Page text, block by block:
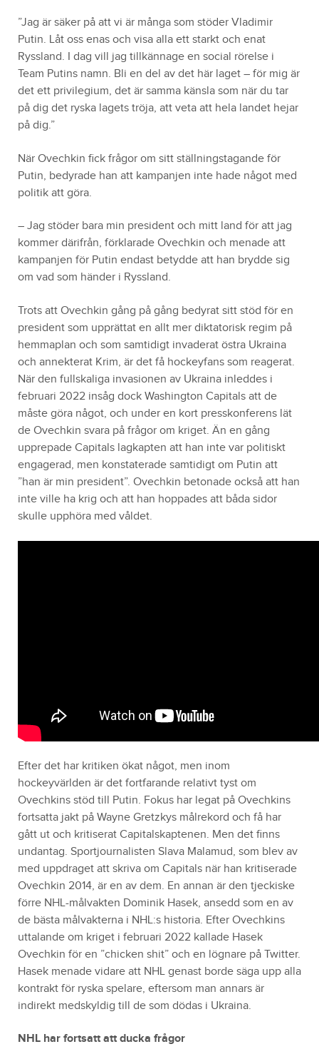
”Jag är säker på att vi är många som stöder Vladimir
Putin. Låt oss enas och visa alla ett starkt och enat
Ryssland. I dag vill jag tillkännage en social rörelse i
Team Putins namn. Bli en del av det här laget – för mig är
det ett privilegium, det är samma känsla som när du tar
på dig det ryska lagets tröja, att veta att hela landet hejar
på dig.”
När Ovechkin fick frågor om sitt ställningstagande för
Putin, bedyrade han att kampanjen inte hade något med
politik att göra.
– Jag stöder bara min president och mitt land för att jag
kommer därifrån, förklarade Ovechkin och menade att
kampanjen för Putin endast betydde att han brydde sig
om vad som händer i Ryssland.
Trots att Ovechkin gång på gång bedyrat sitt stöd för en
president som upprättat en allt mer diktatorisk regim på
hemmaplan och som samtidigt invaderat östra Ukraina
och annekterat Krim, är det få hockeyfans som reagerat.
När den fullskaliga invasionen av Ukraina inleddes i
februari 2022 insåg dock Washington Capitals att de
måste göra något, och under en kort presskonferens lät
de Ovechkin svara på frågor om kriget. Än en gång
upprepade Capitals lagkapten att han inte var politiskt
engagerad, men konstaterade samtidigt om Putin att
”han är min president”. Ovechkin betonade också att han
inte ville ha krig och att han hoppades att båda sidor
skulle upphöra med våldet.
Efter det har kritiken ökat något, men inom
hockeyvärlden är det fortfarande relativt tyst om
Ovechkins stöd till Putin. Fokus har legat på Ovechkins
fortsatta jakt på Wayne Gretzkys målrekord och få har
gått ut och kritiserat Capitalskaptenen. Men det finns
undantag. Sportjournalisten Slava Malamud, som blev av
med uppdraget att skriva om Capitals när han kritiserade
Ovechkin 2014, är en av dem. En annan är den tjeckiske
förre NHL-målvakten Dominik Hasek, ansedd som en av
de bästa målvakterna i NHL:s historia. Efter Ovechkins
uttalande om kriget i februari 2022 kallade Hasek
Ovechkin för en ”chicken shit” och en lögnare på Twitter.
Hasek menade vidare att NHL genast borde säga upp alla
kontrakt för ryska spelare, eftersom man annars är
indirekt medskyldig till de som dödas i Ukraina.
NHL har fortsatt att ducka frågor